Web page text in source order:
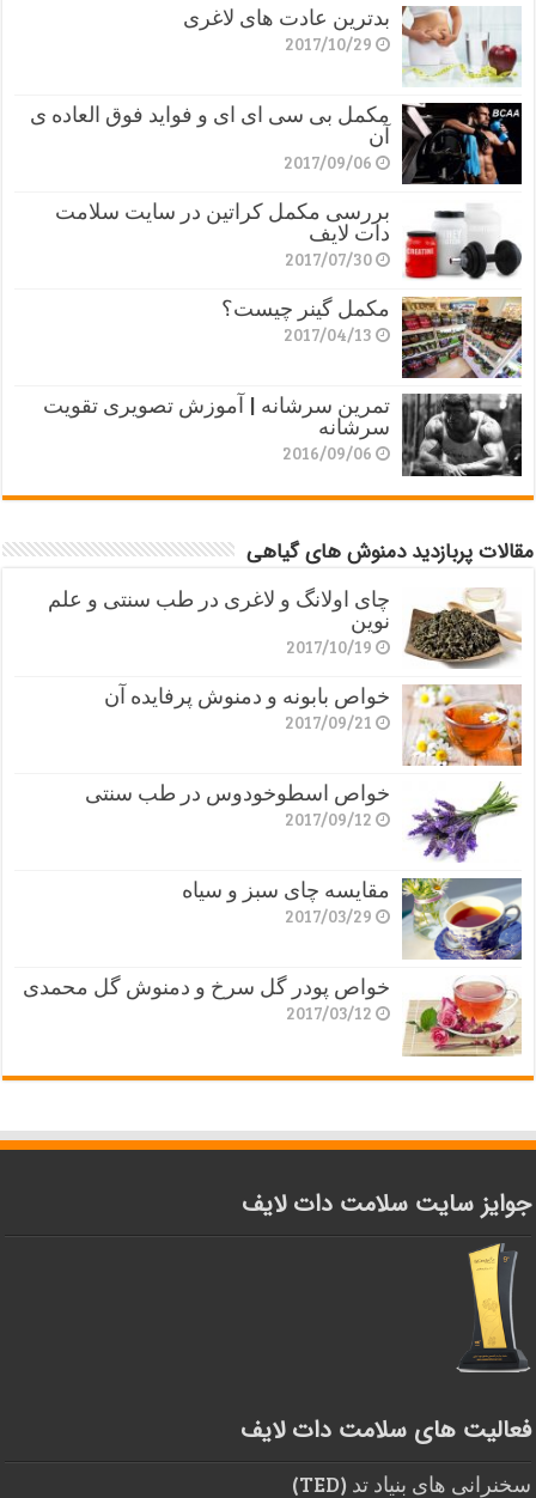
بدترین عادت های لاغری
2017/10/29
مکمل بی سی ای ای و فواید فوق العاده ی
آن
2017/09/06
بررسی مکمل کراتین در سایت سلامت
دات لایف
2017/07/30
مکمل گینر چیست؟
2017/04/13
تمرین سرشانه | آموزش تصویری تقویت
سرشانه
2016/09/06
مقالات پربازدید دمنوش های گیاهی
چای اولانگ و لاغری در طب سنتی و علم
نوین
2017/10/19
خواص بابونه و دمنوش پرفایده آن
2017/09/21
خواص اسطوخودوس در طب سنتی
2017/09/12
مقایسه چای سبز و سیاه
2017/03/29
خواص پودر گل سرخ و دمنوش گل محمدی
2017/03/12
جوایز سایت سلامت دات لایف
فعالیت های سلامت دات لایف
سخنرانی های بنیاد تد (TED)